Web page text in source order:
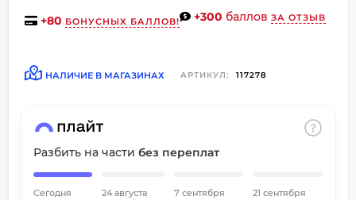
+80 БОНУСНЫХ БАЛЛОВ! +300 баллов ЗА ОТЗЫВ
НАЛИЧИЕ В МАГАЗИНАХ АРТИКУЛ: 117278
Разбить на части без переплат
Сегодня 24 августа 7 сентября 21 сентября